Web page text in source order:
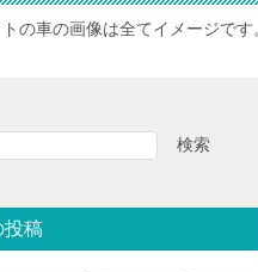
の車の画像は全てイメージです
検索
投稿